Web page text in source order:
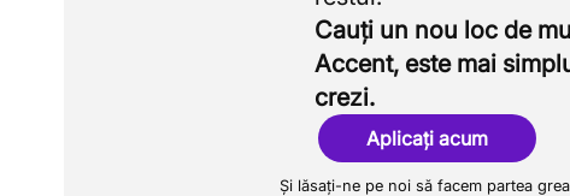
Cauți un nou loc de
Accent, este mai
crezi.
Aplicați acum
Și lăsați-ne pe noi să facem partea